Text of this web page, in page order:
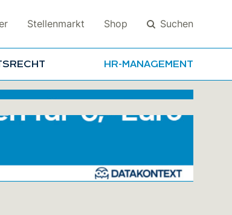
Stellenmarkt Shop Suchen
HR-MANAGEMENT